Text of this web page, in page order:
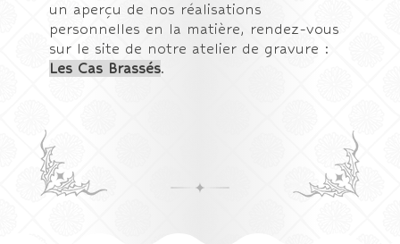
un aperçu de nos réalisations
personnelles en la matière, rendez-vous
sur le site de notre atelier de gravure :
Les Cas Brassés.